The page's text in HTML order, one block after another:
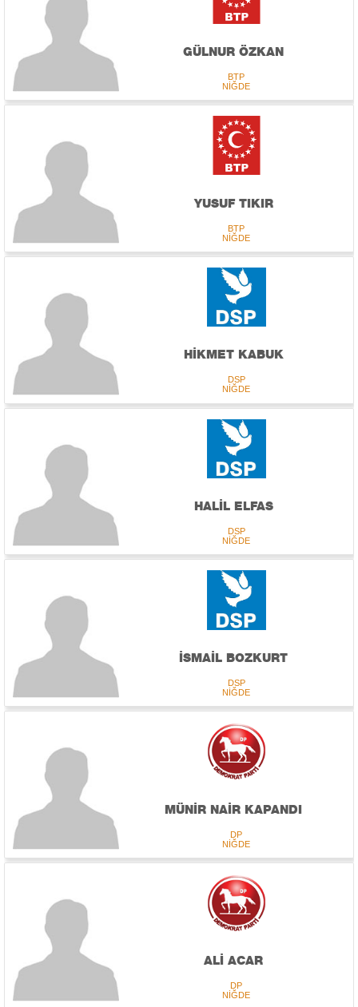
GÜLNUR ÖZKAN
BTP
NİĞDE
YUSUF TIKIR
BTP
NİĞDE
HİKMET KABUK
DSP
NİĞDE
HALİL ELFAS
DSP
NİĞDE
İSMAİL BOZKURT
DSP
NİĞDE
MÜNİR NAİR KAPANDI
DP
NİĞDE
ALİ ACAR
DP
NİĞDE